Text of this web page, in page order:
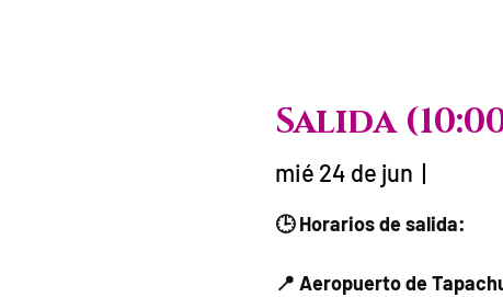
Salida
mié 24 de jun
  |
🕒 Horarios de salida:
📍 Aeropuerto de